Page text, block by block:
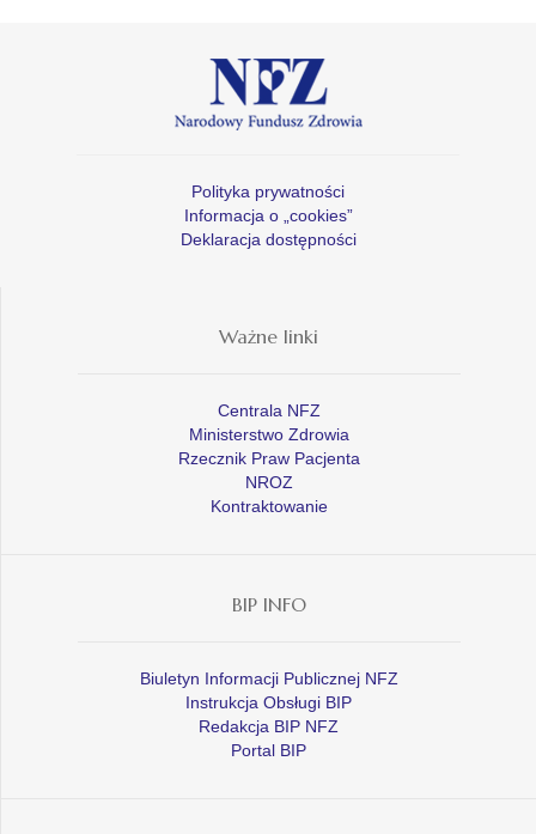
Polityka prywatności
Informacja o „cookies”
Deklaracja dostępności
Ważne linki
Centrala NFZ
Ministerstwo Zdrowia
Rzecznik Praw Pacjenta
NROZ
Kontraktowanie
BIP INFO
Biuletyn Informacji Publicznej NFZ
Instrukcja Obsługi BIP
Redakcja BIP NFZ
Portal BIP